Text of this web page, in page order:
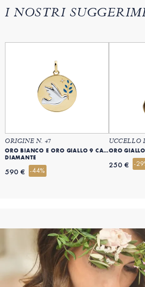
I NOSTRI
ORIGINE N. 47
ORO BIANCO E ORO GIALLO 9 CARATI (375)
DIAMANTE
590 € -44%
UCCELLO
ORO
250 € -